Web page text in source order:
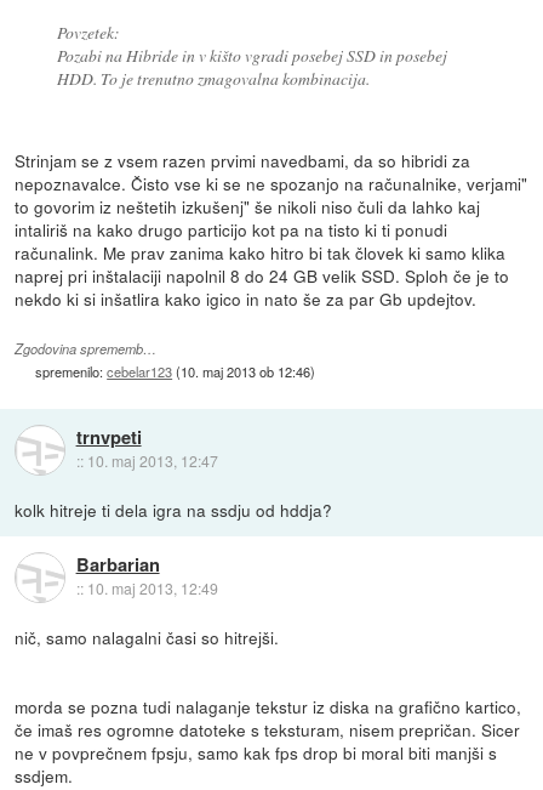
Povzetek:
Pozabi na Hibride in v kišto vgradi posebej SSD in posebej
HDD. To je trenutno zmagovalna kombinacija.
Strinjam se z vsem razen prvimi navedbami, da so hibridi za
nepoznavalce. Čisto vse ki se ne spozanjo na računalnike, verjami"
to govorim iz neštetih izkušenj" še nikoli niso čuli da lahko kaj
intaliriš na kako drugo particijo kot pa na tisto ki ti ponudi
računalink. Me prav zanima kako hitro bi tak človek ki samo klika
naprej pri inštalaciji napolnil 8 do 24 GB velik SSD. Sploh če je to
nekdo ki si inšatlira kako igico in nato še za par Gb updejtov.
Zgodovina sprememb…
spremenilo:cebelar123(10. maj 2013 ob 12:46)
trnvpeti
:: 10. maj 2013, 12:47
kolk hitreje ti dela igra na ssdju od hddja?
Barbarian
:: 10. maj 2013, 12:49
nič, samo nalagalni časi so hitrejši.
morda se pozna tudi nalaganje tekstur iz diska na grafično kartico,
če imaš res ogromne datoteke s teksturam, nisem prepričan. Sicer
ne v povprečnem fpsju, samo kak fps drop bi moral biti manjši s
ssdjem.